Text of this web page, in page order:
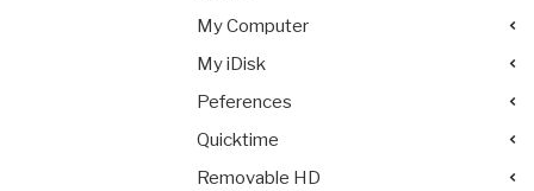
My Computer
My iDisk
Peferences
Quicktime
Removable HD